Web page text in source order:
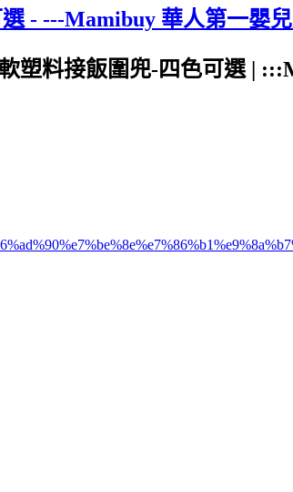
- ---Mamibuy 華人第一嬰
塑料接飯圍兜-四色可選 |